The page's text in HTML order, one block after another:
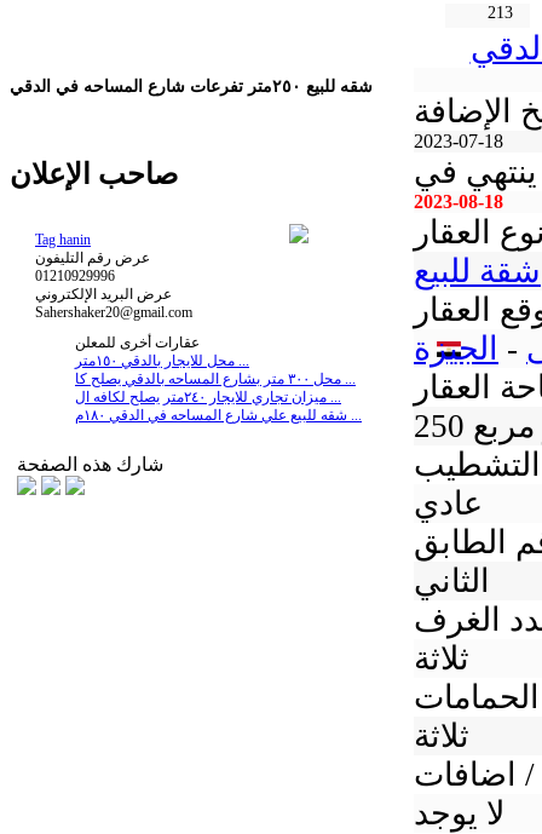
213
الإضافة
2023-07-18
ينتهي في
2023-08-18
العقار
شقة للبيع
العقار
- الجيزة
العقار
مربع
عادي
الطابق
الثاني
الغرف
ثلاثة
ثلاثة
اضافات
لا يوجد
شقه للبيع ٢٥٠متر تفرعات شارع المساحه في الدقي
صاحب الإعلان
Tag hanin
عرض رقم التليفون
01210929996
عرض البريد الإلكتروني
Sahershaker20@gmail.com
عقارات أخرى للمعلن
شارك هذه الصفحة